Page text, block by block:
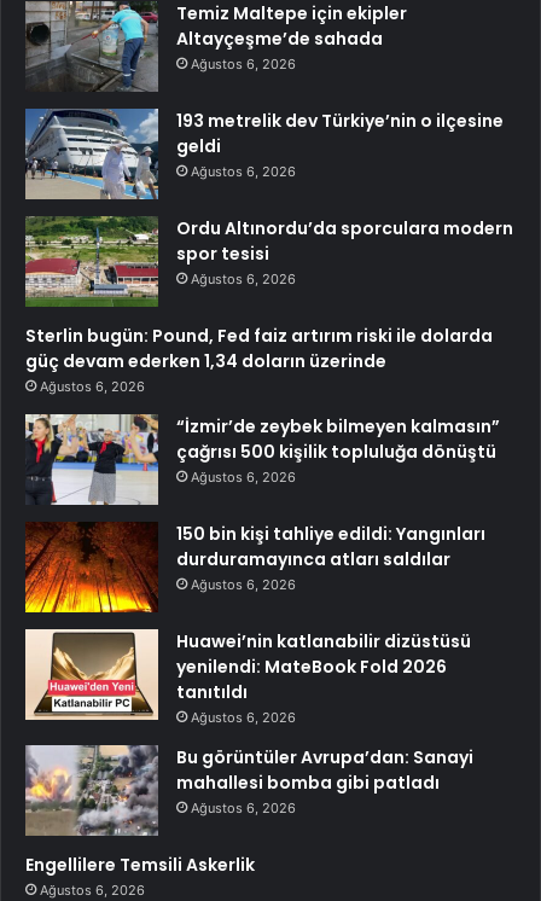
Temiz Maltepe için ekipler
Altayçeşme’de sahada
Ağustos 6, 2026
193 metrelik dev Türkiye’nin o ilçesine
geldi
Ağustos 6, 2026
Ordu Altınordu’da sporculara modern
spor tesisi
Ağustos 6, 2026
Sterlin bugün: Pound, Fed faiz artırım riski ile dolarda
güç devam ederken 1,34 doların üzerinde
Ağustos 6, 2026
“İzmir’de zeybek bilmeyen kalmasın”
çağrısı 500 kişilik topluluğa dönüştü
Ağustos 6, 2026
150 bin kişi tahliye edildi: Yangınları
durduramayınca atları saldılar
Ağustos 6, 2026
Huawei’nin katlanabilir dizüstüsü
yenilendi: MateBook Fold 2026
tanıtıldı
Ağustos 6, 2026
Bu görüntüler Avrupa’dan: Sanayi
mahallesi bomba gibi patladı
Ağustos 6, 2026
Engellilere Temsili Askerlik
Ağustos 6, 2026